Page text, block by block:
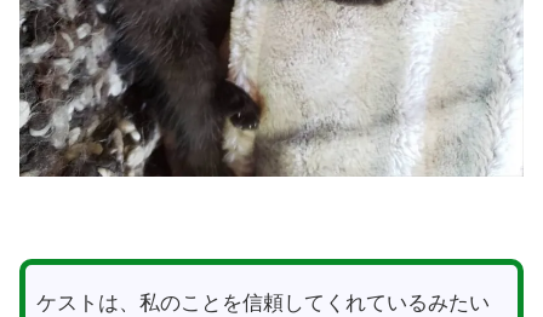
ケストは、私のことを信頼してくれているみたい